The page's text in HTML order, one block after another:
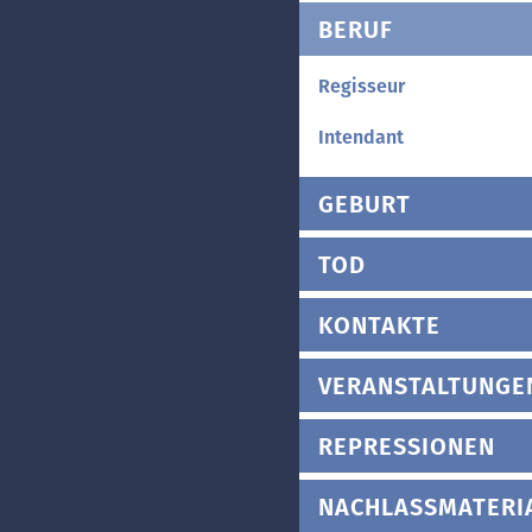
BERUF
Regisseur
Intendant
GEBURT
TOD
KONTAKTE
REPRESSIONEN